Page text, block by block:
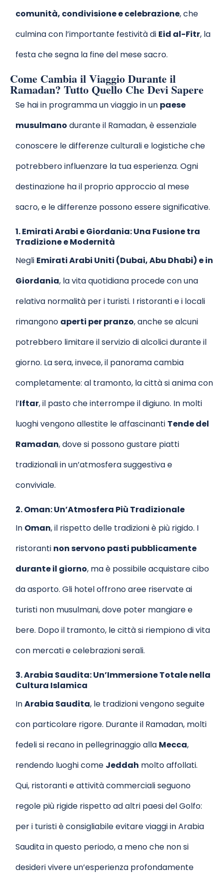
comunità, condivisione e celebrazione, che
culmina con l’importante festività di Eid al-Fitr, la
festa che segna la fine del mese sacro.
Come Cambia il Viaggio Durante il
Ramadan? Tutto Quello Che Devi Sapere
Se hai in programma un viaggio in un paese
musulmano durante il Ramadan, è essenziale
conoscere le differenze culturali e logistiche che
potrebbero influenzare la tua esperienza. Ogni
destinazione ha il proprio approccio al mese
sacro, e le differenze possono essere significative.
1. Emirati Arabi e Giordania: Una Fusione tra
Tradizione e Modernità
Negli Emirati Arabi Uniti (Dubai, Abu Dhabi) e in
Giordania, la vita quotidiana procede con una
relativa normalità per i turisti. I ristoranti e i locali
rimangono aperti per pranzo, anche se alcuni
potrebbero limitare il servizio di alcolici durante il
giorno. La sera, invece, il panorama cambia
completamente: al tramonto, la città si anima con
l’Iftar, il pasto che interrompe il digiuno. In molti
luoghi vengono allestite le affascinanti Tende del
Ramadan, dove si possono gustare piatti
tradizionali in un’atmosfera suggestiva e
conviviale.
2. Oman: Un’Atmosfera Più Tradizionale
In Oman, il rispetto delle tradizioni è più rigido. I
ristoranti non servono pasti pubblicamente
durante il giorno, ma è possibile acquistare cibo
da asporto. Gli hotel offrono aree riservate ai
turisti non musulmani, dove poter mangiare e
bere. Dopo il tramonto, le città si riempiono di vita
con mercati e celebrazioni serali.
3. Arabia Saudita: Un’Immersione Totale nella
Cultura Islamica
InArabia Saudita, le tradizioni vengono seguite
con particolare rigore. Durante il Ramadan, molti
fedeli si recano in pellegrinaggio alla Mecca,
rendendo luoghi come Jeddah molto affollati.
Qui, ristoranti e attività commerciali seguono
regole più rigide rispetto ad altri paesi del Golfo:
per i turisti è consigliabile evitare viaggi in Arabia
Saudita in questo periodo, a meno che non si
desideri vivere un’esperienza profondamente